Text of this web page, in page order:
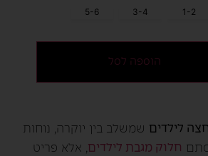
1-2
3-4
5-6
הוספה לסל
לילדים שמשלב בין יוקרה, נוחות
חלוק מגבת לילדים, אלא פריט